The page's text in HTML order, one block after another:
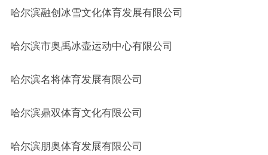
哈尔滨融创冰雪文化体育发展有限公司
哈尔滨市奥禹冰壶运动中心有限公司
哈尔滨名将体育发展有限公司
哈尔滨鼎双体育文化有限公司
哈尔滨朋奥体育发展有限公司